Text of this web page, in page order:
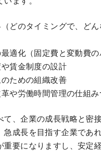
どのタイミングで、ど
適化（固定費と変動費の
賃金制度の設計
ための組織改善
や労働時間管理の仕組み
て、企業の成長戦略と密
急成長を目指す企業であ
重要になりますし、安定